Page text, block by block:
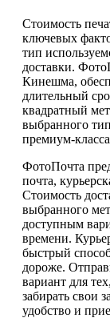
Стоимость
ключевых
тип
доставки.
Кинешма,
длительный
квадратный
выбранного
премиум-
ФотоПочта
почта,
Стоимость
выбранного
доступным
времени.
быстрый
дороже.
вариант для
забирать свои
удобство и